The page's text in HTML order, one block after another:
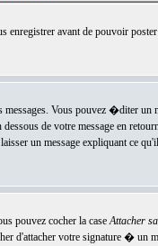
avant de pouvoir
Vous pouvez �diter
de votre message en
un message expliquant ce
pouvez cocher la caseAttacher
votre signature � un